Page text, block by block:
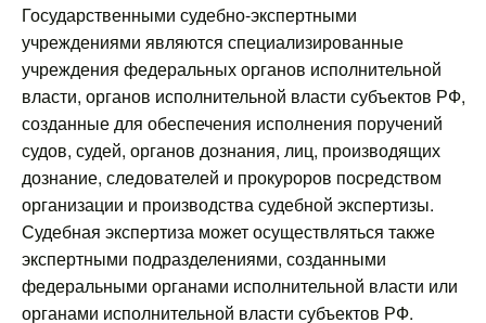
Государственными судебно-экспертными
учреждениями являются специализированные
учреждения федеральных органов исполнительной
власти, органов исполнительной власти субъектов РФ,
созданные для обеспечения исполнения поручений
судов, судей, органов дознания, лиц, производящих
дознание, следователей и прокуроров посредством
организации и производства судебной экспертизы.
Судебная экспертиза может осуществляться также
экспертными подразделениями, созданными
федеральными органами исполнительной власти или
органами исполнительной власти субъектов РФ.